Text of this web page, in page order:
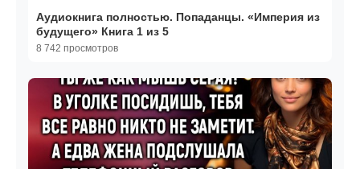
Аудиокнига полностью. Попаданцы. «Империя из
будущего» Книга 1 из 5
8 742 просмотров